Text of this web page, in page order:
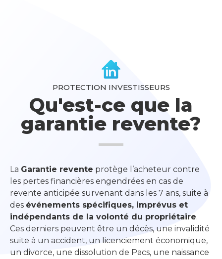
PROTECTION INVESTISSEURS
Qu'est-ce que la
garantie revente?
La Garantie revente protège l’acheteur contre
les pertes financières engendrées en cas de
revente anticipée survenant dans les 7 ans, suite à
des événements spécifiques, imprévus et
indépendants de la volonté du propriétaire.
Ces derniers peuvent être un décès, une invalidité
suite à un accident, un licenciement économique,
un divorce, une dissolution de Pacs, une naissance